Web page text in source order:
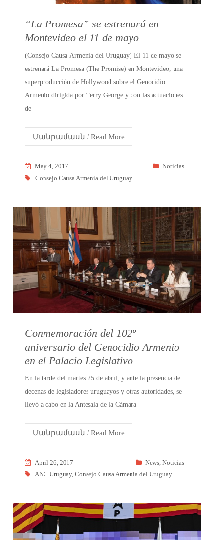
“La Promesa” se estrenará en
Montevideo el 11 de mayo
(Consejo Causa Armenia del Uruguay) El 11 de mayo se
estrenará La Promesa (The Promise) en Montevideo, una
superproducción de Hollywood sobre el Genocidio
Armenio dirigida por Terry George y con las actuaciones
de
Մանրամասն / Read More
May 4, 2017
Noticias
Consejo Causa Armenia del Uruguay
Conmemoración del 102º
aniversario del Genocidio Armenio
en el Palacio Legislativo
En la tarde del martes 25 de abril, y ante la presencia de
decenas de legisladores uruguayos y otras autoridades, se
llevó a cabo en la Antesala de la Cámara
Մանրամասն / Read More
April 26, 2017 News, Noticias
ANC Uruguay,Consejo Causa Armenia del Uruguay